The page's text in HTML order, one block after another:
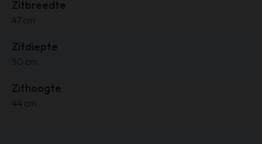
Zitbreedte
47 cm
Zitdiepte
50 cm
Zithoogte
44 cm